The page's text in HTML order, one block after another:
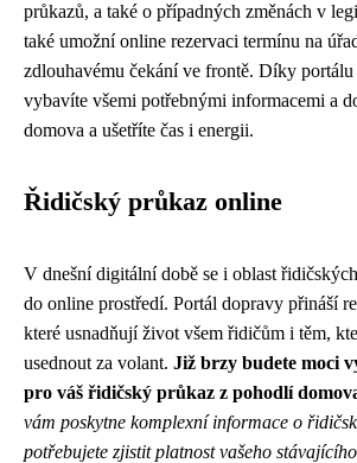
průkazů, a také o případných změnách v
také umožní online rezervaci termínu na
zdlouhavému čekání ve frontě. Díky portálu
vybavíte všemi potřebnými informacemi a
domova a ušetříte čas i energii.
Řidičský průkaz online
V dnešní digitální době se i oblast
do online prostředí. Portál dopravy přináší
které usnadňují život všem řidičům i těm,
usednout za volant. Již brzy budete moci
pro váš řidičský průkaz z pohodlí
vám poskytne komplexní informace o
potřebujete zjistit platnost vašeho